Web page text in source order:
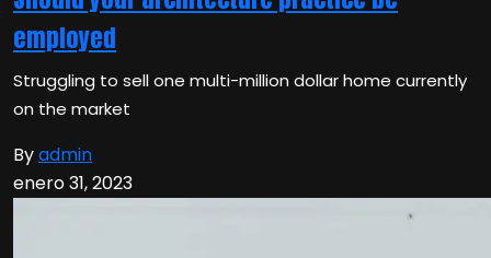
employed
Struggling to sell one multi-million dollar home currently
on the market
Byadmin
enero 31, 2023